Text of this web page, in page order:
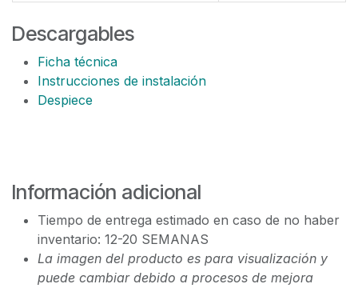
Descargables
Ficha técnica
Instrucciones de instalación
Despiece
Información adicional
Tiempo de entrega estimado en caso de no haber
inventario: 12-20 SEMANAS
La imagen del producto es para visualización y
puede cambiar debido a procesos de mejora